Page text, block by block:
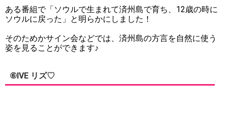
ある番組で「ソウルで生まれて済州島で育ち、12歳の時に
ソウルに戻った」と明らかにしました！
そのためかサイン会などでは、済州島の方言を自然に使う
姿を見ることができます♪
⑥IVE リズ♡